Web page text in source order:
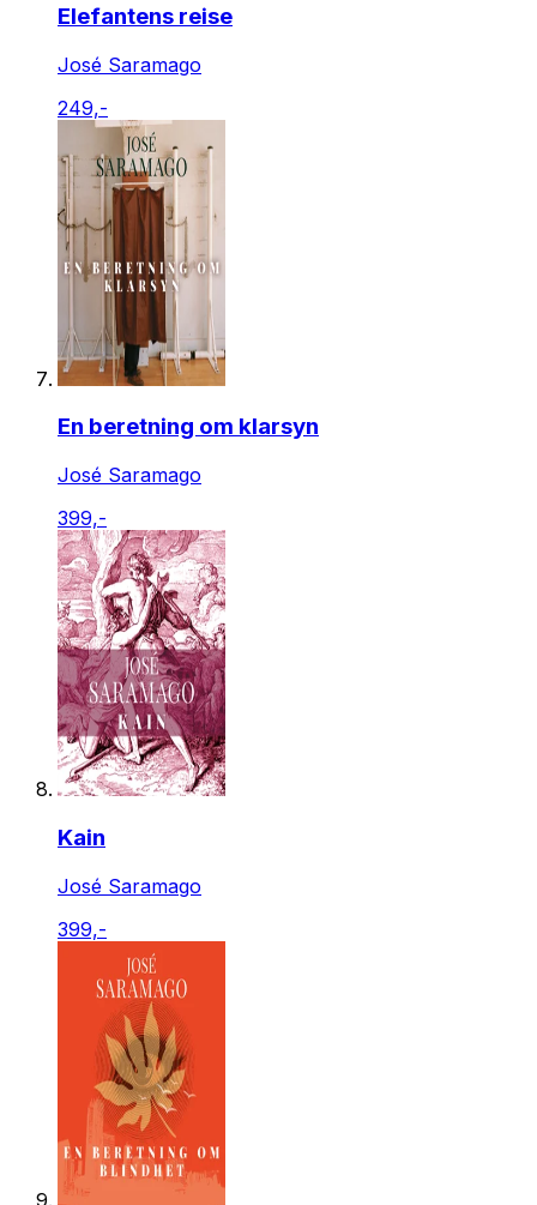
Elefantens reise
José Saramago
249,-
En beretning om klarsyn
José Saramago
399,-
Kain
José Saramago
399,-